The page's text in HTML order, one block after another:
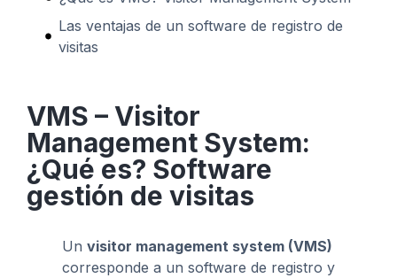
Las ventajas de un software de registro de
visitas
VMS – Visitor
Management System:
¿Qué es? Software
gestión de visitas
Un visitor management system (VMS)
corresponde a un software de registro y